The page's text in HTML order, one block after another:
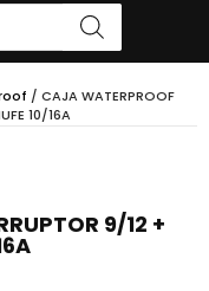
/ CAJA WATERPROOF
10/16A
9/12 +